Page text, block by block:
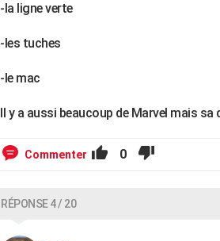
-la ligne verte
-les tuches
-le mac
Il y a aussi beaucoup de Marvel mais sa
Commenter 0
RÉPONSE 4 / 20